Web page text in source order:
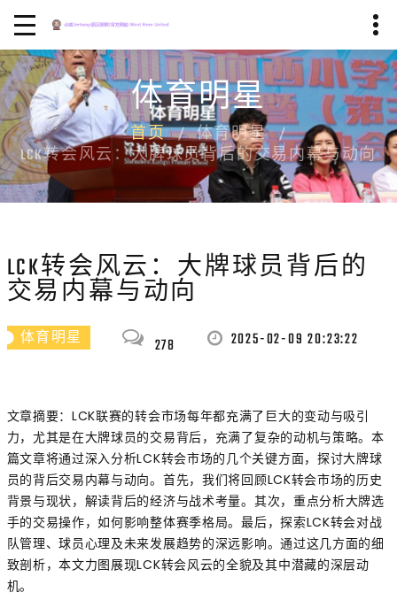
体育明星
首页
体育明星
LCK转会风云：大牌球员背后的交易内幕与动向
LCK转会风云：大牌球员背后的
交易内幕与动向
体育明星 278 2025-02-09 20:23:22
文章摘要：LCK联赛的转会市场每年都充满了巨大的变动与吸引
力，尤其是在大牌球员的交易背后，充满了复杂的动机与策略。本
篇文章将通过深入分析LCK转会市场的几个关键方面，探讨大牌球
员的背后交易内幕与动向。首先，我们将回顾LCK转会市场的历史
背景与现状，解读背后的经济与战术考量。其次，重点分析大牌选
手的交易操作，如何影响整体赛季格局。最后，探索LCK转会对战
队管理、球员心理及未来发展趋势的深远影响。通过这几方面的细
致剖析，本文力图展现LCK转会风云的全貌及其中潜藏的深层动
机。